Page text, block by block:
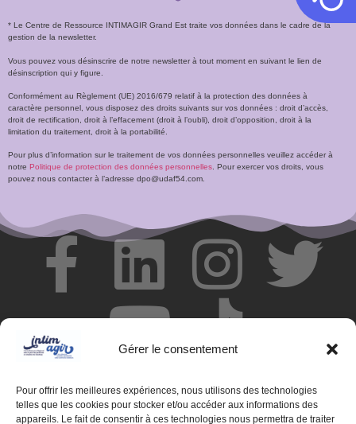
Gérer le consentement
Pour offrir les meilleures expériences, nous utilisons des technologies
telles que les cookies pour stocker et/ou accéder aux informations des
appareils. Le fait de consentir à ces technologies nous permettra de traiter
* Le Centre de Ressource INTIMAGIR Grand Est traite vos données dans le cadre de la
gestion de la newsletter.
Vous pouvez vous désinscrire de notre newsletter à tout moment en suivant le lien de
désinscription qui y figure.
Conformément au Règlement (UE) 2016/679 relatif à la protection des données à
caractère personnel, vous disposez des droits suivants sur vos données : droit d’accès,
droit de rectification, droit à l’effacement (droit à l’oubli), droit d’opposition, droit à la
limitation du traitement, droit à la portabilité.
Pour plus d’information sur le traitement de vos données personnelles veuillez accéder à
notre Politique de protection des données personnelles. Pour exercer vos droits, vous
pouvez nous contacter à l’adresse dpo@udaf54.com.